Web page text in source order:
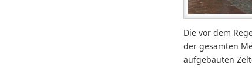
Die vor dem
der gesamten
aufgebauten